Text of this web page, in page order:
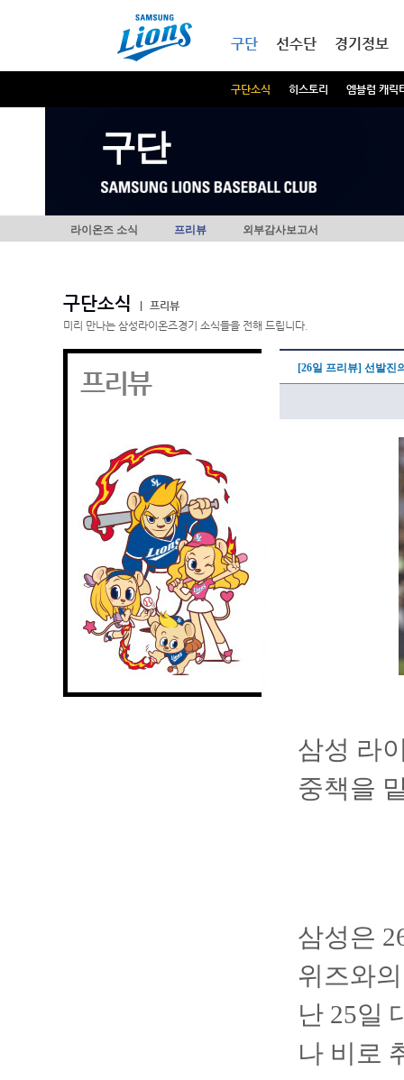
구단
구단소식 히스토리 엠블럼 캐릭
선수단 경기정보
구단
라이온즈 소식 프리뷰 외부감사보고서
구단소식
프리뷰
미리 만나는 삼성라이온즈경기 소식들을 전해 드립니다.
프리뷰 [26일 프리뷰] 선발진
삼성 라
중책을
삼성은
위즈와
난 25일
나 비로